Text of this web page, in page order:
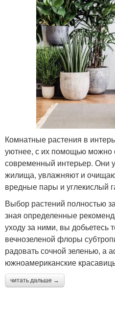
Комнатные растения в
уютнее, с их помощью можно
современный интерьер. Они
жилища, увлажняют и
вредные пары и углекислый
Выбор растений полностью
зная определенные
уходу за ними, вы добьетесь
вечнозеленой флоры
радовать сочной зеленью, а
южноамериканские
читать дальше →